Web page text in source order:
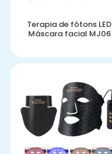
Terapia de fótons LED
Máscara facial MJ06